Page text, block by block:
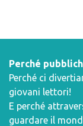
Perché
Perché ci
giovani lettori!
E perché
guardare il